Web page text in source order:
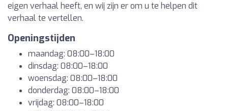
eigen verhaal heeft, en wij zijn er om u te helpen dit
verhaal te vertellen.
Openingstijden
maandag: 08:00–18:00
dinsdag: 08:00–18:00
woensdag: 08:00–18:00
donderdag: 08:00–18:00
vrijdag: 08:00–18:00